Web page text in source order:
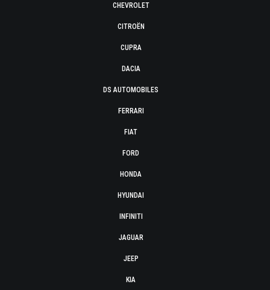
CHEVROLET
CITROËN
CUPRA
DACIA
DS AUTOMOBILES
FERRARI
FIAT
FORD
HONDA
HYUNDAI
INFINITI
JAGUAR
JEEP
KIA